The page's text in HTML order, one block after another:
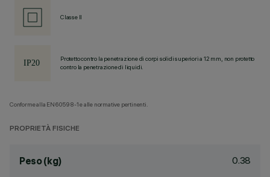
Classe II
Protetto contro la penetrazione di corpi solidi superiori a 12 mm, non protetto
contro la penetrazione di liquidi.
Conforme alla EN60598-1 e alle normative pertinenti.
PROPRIETÀ FISICHE
Peso (kg) 0.38